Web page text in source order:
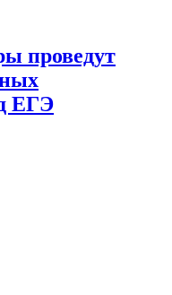
проведут
ЕГЭ